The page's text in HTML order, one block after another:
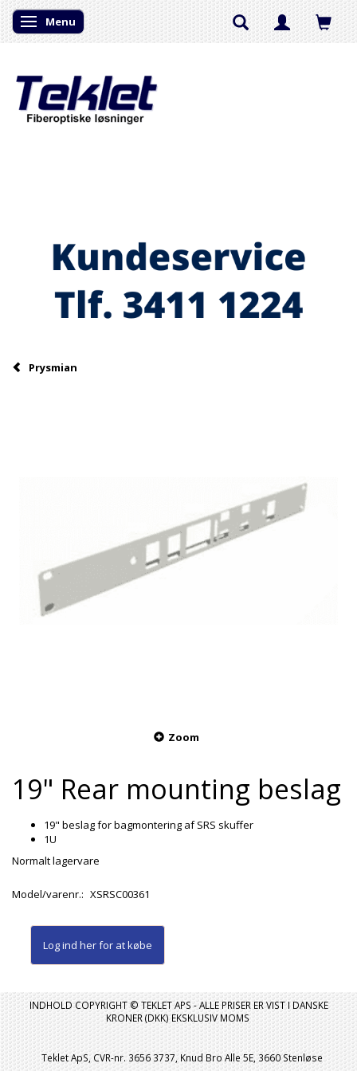
Skifte navigation
Menu
Prysmian
Zoom
19" Rear mounting beslag
19" beslag for bagmontering af SRS skuffer
1U
Normalt lagervare
Model/varenr.: XSRSC00361
Log ind herfor at købe
INDHOLD COPYRIGHT © TEKLET APS - ALLE PRISER ER VIST I DANSKE
KRONER (DKK) EKSKLUSIV MOMS
Teklet ApS, CVR-nr. 3656 3737, Knud Bro Alle 5E, 3660 Stenløse